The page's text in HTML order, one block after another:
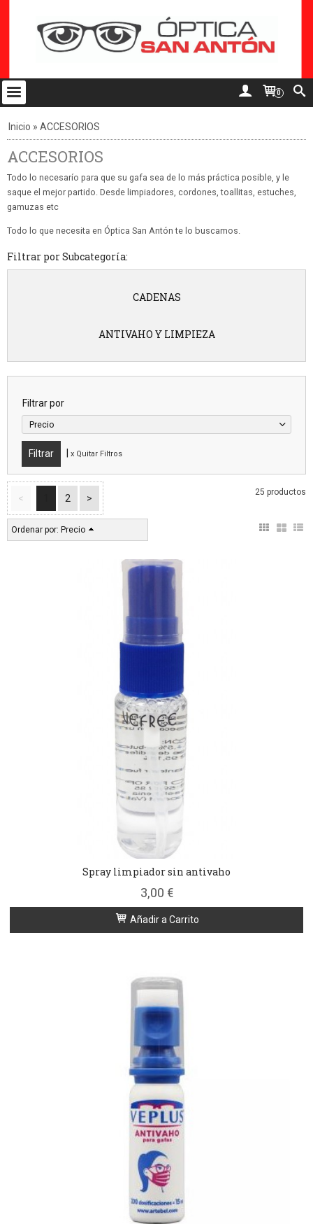
0
Inicio » ACCESORIOS
ACCESORIOS
Todo lo necesarío para que su gafa sea de lo más práctica posible, y le
saque el mejor partido. Desde limpiadores, cordones, toallitas, estuches,
gamuzas etc
Todo lo que necesita en Óptica San Antón te lo buscamos.
Filtrar por Subcategoría:
CADENAS
ANTIVAHO Y LIMPIEZA
Filtrar por
Precio
x Quitar Filtros
< 2 >
25 productos
Ordenar por: Precio
Spray limpiador sin antivaho
3,00 €
Añadir a Carrito